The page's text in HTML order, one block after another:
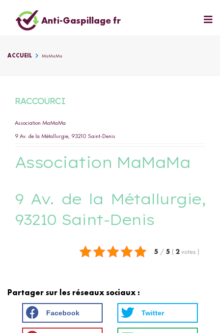
Anti-Gaspillage fr
ACCUEIL MaMaMa
RACCOURCI
Association MaMaMa
9 Av. de la Métallurgie, 93210 Saint-Denis
Association MaMaMa
9 Av. de la Métallurgie,
93210 Saint-Denis
5 / 5 ( 2votes )
Partager sur les réseaux sociaux :
Facebook Twitter